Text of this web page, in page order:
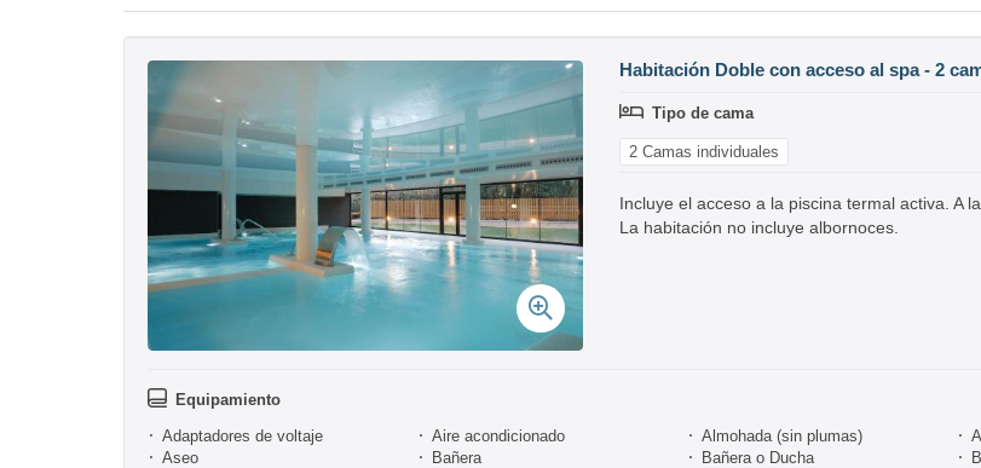
Habitación Doble con acceso al spa - 2
Tipo de cama
2 Camas individuales
Incluye el acceso a la piscina termal activa. A
La habitación no incluye albornoces.
Equipamiento
Adaptadores de voltaje
Aire acondicionado Almohada (sin plumas)
Aseo
Bañera Bañera o Ducha